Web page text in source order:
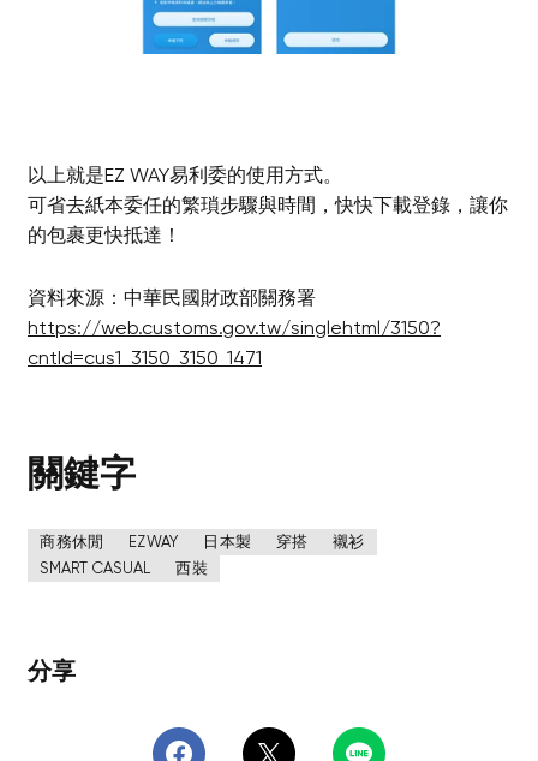
以上就是EZ WAY易利委的使用方式。
可省去紙本委任的繁瑣步驟與時間，快快下載登錄，讓你
的包裹更快抵達！
資料來源：中華民國財政部關務署
https://web.customs.gov.tw/singlehtml/3150?
cntId=cus1_3150_3150_1471
關鍵字
商務休閒 EZWAY 日本製 穿搭
襯衫
SMART CASUAL
西裝
分享